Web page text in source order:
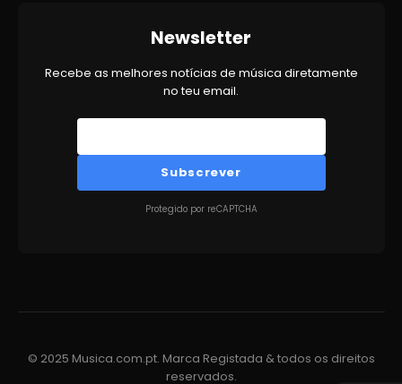
Newsletter
Recebe as melhores notícias de música diretamente
no teu email.
Subscrever
Protegido por reCAPTCHA
© 2025 Musica.com.pt. Marca Registada & todos os direitos
reservados.